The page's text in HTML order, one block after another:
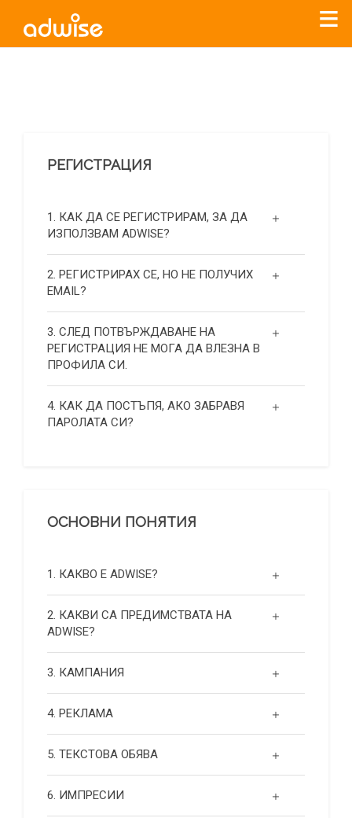
РЕГИСТРАЦИЯ
1. КАК ДА СЕ РЕГИСТРИРАМ, ЗА ДА
ИЗПОЛЗВАМ ADWISE?
2. РЕГИСТРИРАХ СЕ, НО НЕ ПОЛУЧИХ
EMAIL?
3. СЛЕД ПОТВЪРЖДАВАНЕ НА
РЕГИСТРАЦИЯ НЕ МОГА ДА ВЛЕЗНА В
ПРОФИЛА СИ.
4. КАК ДА ПОСТЪПЯ, АКО ЗАБРАВЯ
ПАРОЛАТА СИ?
ОСНОВНИ ПОНЯТИЯ
1. КАКВО Е ADWISE?
2. КАКВИ СА ПРЕДИМСТВАТА НА
ADWISE?
3. КАМПАНИЯ
4. РЕКЛАМА
5. ТЕКСТОВА ОБЯВА
6. ИМПРЕСИИ